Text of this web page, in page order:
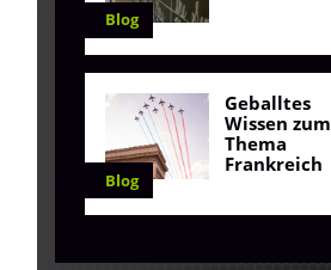
Blog
Blog
Geballtes
Wissen zum
Thema
Frankreich